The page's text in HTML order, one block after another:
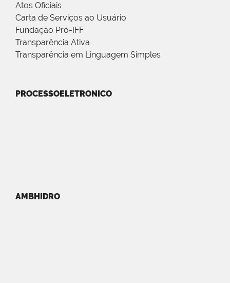
Atos Oficiais
Carta de Serviços ao Usuário
Fundação Pró-IFF
Transparência Ativa
Transparência em Linguagem Simples
PROCESSOELETRONICO
AMBHIDRO